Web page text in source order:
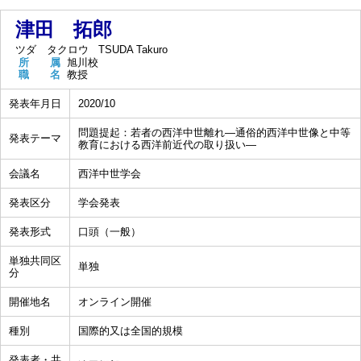
津田 拓郎
ツダ タクロウ
TSUDA Takuro
所 属 旭川校
職 名 教授
発表年月日 2020/10
発表テーマ
問題提起：若者の西洋中世離れ―通俗的西洋中世像と中等
教育における西洋前近代の取り扱い―
会議名 西洋中世学会
発表区分 学会発表
発表形式 口頭（一般）
単独共同区
分
単独
開催地名 オンライン開催
種別 国際的又は全国的規模